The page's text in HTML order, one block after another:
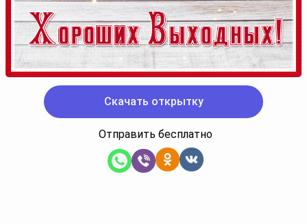
Скачать открытку
Отправить бесплатно